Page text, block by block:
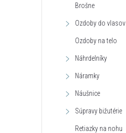
Brošne
Ozdoby do vlasov
Ozdoby na telo
Náhrdelníky
Náramky
Náušnice
Súpravy bižutérie
Retiazky na nohu